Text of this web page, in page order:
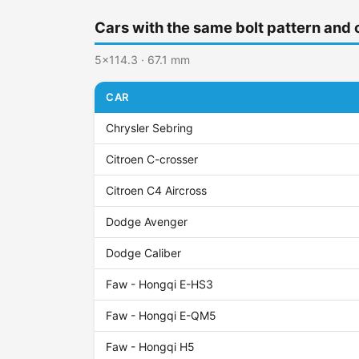
Cars with the same bolt pattern and
5x114.3 · 67.1 mm
CAR
Chrysler Sebring
Citroen C-crosser
Citroen C4 Aircross
Dodge Avenger
Dodge Caliber
Faw - Hongqi E-HS3
Faw - Hongqi E-QM5
Faw - Hongqi H5